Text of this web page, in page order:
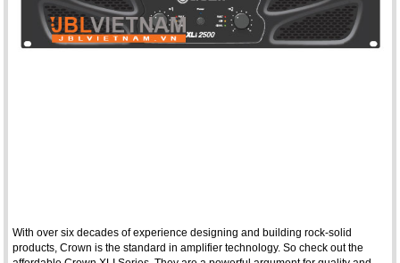
With over six decades of experience designing and building rock-solid
products, Crown is the standard in amplifier technology. So check out the